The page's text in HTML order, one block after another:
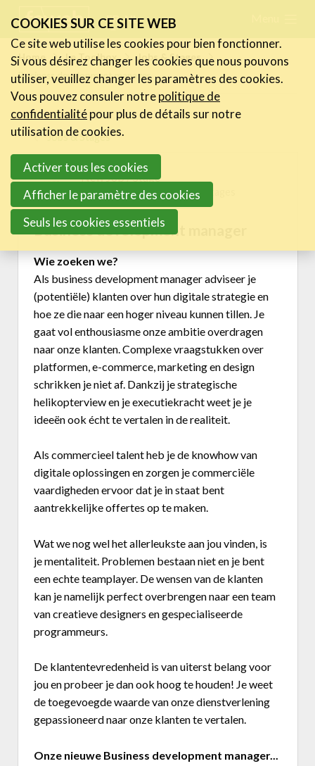
links
Jump
to
navigation
Jump
main
content
FR NL
Home Le Toolbox
Jobs & Stages
Business development manager
Jobs & Stages
New Job / Stage
15/01/2024 15:23 inJobs & Stages
Business development manager
Wie zoeken we?
Als business development manager adviseer je
(potentiële) klanten over hun digitale strategie en
hoe ze die naar een hoger niveau kunnen tillen. Je
gaat vol enthousiasme onze ambitie overdragen
naar onze klanten. Complexe vraagstukken over
platformen, e-commerce, marketing en design
schrikken je niet af. Dankzij je strategische
helikopterview en je executiekracht weet je je
ideeën ook écht te vertalen in de realiteit.
Als commercieel talent heb je de knowhow van
digitale oplossingen en zorgen je commerciële
vaardigheden ervoor dat je in staat bent
aantrekkelijke offertes op te maken.
Wat we nog wel het allerleukste aan jou vinden, is
je mentaliteit. Problemen bestaan niet en je bent
een echte teamplayer. De wensen van de klanten
kan je namelijk perfect overbrengen naar een team
van creatieve designers en gespecialiseerde
programmeurs.
De klantentevredenheid is van uiterst belang voor
jou en probeer je dan ook hoog te houden! Je weet
de toegevoegde waarde van onze dienstverlening
gepassioneerd naar onze klanten te vertalen.
Onze nieuwe Business development manager...
Actualités
Activités
Cases Gallery
Le Toolbox
Centre de connaissance
eXperience Labs
La Legal Line
La HR Line
L'assurance de la FeWeb
Jobs & Stages
Tools Corner
Business Center
Annuaire prestataires
A propos
Become a member
COOKIES SUR CE SITE WEB
Ce site web utilise les cookies pour bien fonctionner.
Si vous désirez changer les cookies que nous pouvons
utiliser, veuillez changer les paramètres des cookies.
Vous pouvez consuler notrepolitique de
confidentialitépour plus de détails sur notre
utilisation de cookies.
Activer tous les cookies
Afficher le paramètre des cookies
Seuls les cookies essentiels